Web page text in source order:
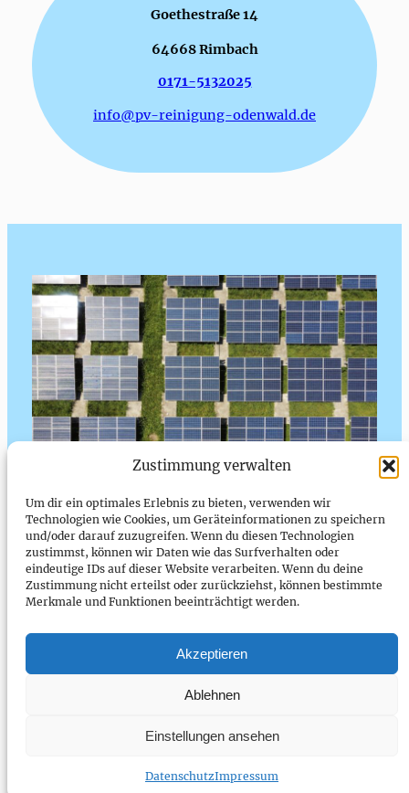
Zustimmung verwalten
Um dir ein optimales Erlebnis zu bieten, verwenden wir
Technologien wie Cookies, um Geräteinformationen zu speichern
und/oder darauf zuzugreifen. Wenn du diesen Technologien
zustimmst, können wir Daten wie das Surfverhalten oder
eindeutige IDs auf dieser Website verarbeiten. Wenn du deine
Zustimmung nicht erteilst oder zurückziehst, können bestimmte
Merkmale und Funktionen beeinträchtigt werden.
Akzeptieren
Ablehnen
Einstellungen ansehen
DatenschutzImpressum
Goethestraße 14
64668 Rimbach
0171-5132025
info@pv-reinigung-odenwald.de
Professionelle Pflege für
höchste Solarleistung
Unsere umweltfreundliche Reinigung
maximiert die Effizienz Ihrer Solaranlage
PV Reinigung Odenwald